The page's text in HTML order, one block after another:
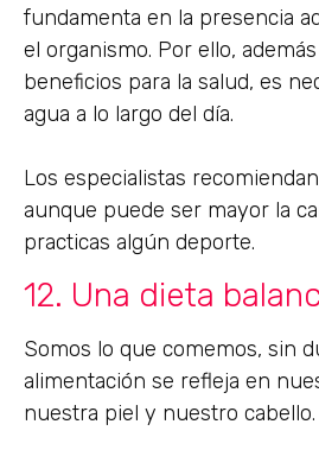
fundamenta en la presencia
el organismo. Por ello,
beneficios para la salud, es
agua a lo largo del día.
Los especialistas
aunque puede ser mayor la
practicas algún deporte.
12. Una dieta
Somos lo que comemos, sin
alimentación se refleja en
nuestra piel y nuestro cabello.